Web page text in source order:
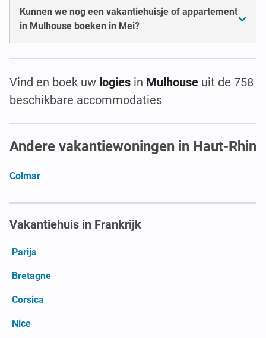
Kunnen we nog een vakantiehuisje of appartement
in Mulhouse boeken in Mei?
Vind en boek uw logies in Mulhouse uit de 758
beschikbare accommodaties
Andere vakantiewoningen in Haut-Rhin
Colmar
Vakantiehuis in Frankrijk
Parijs
Bretagne
Corsica
Nice